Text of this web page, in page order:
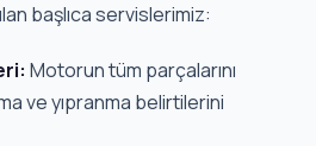
başlıca servislerimiz:
Motorun tüm parçalarını
ve yıpranma belirtilerini